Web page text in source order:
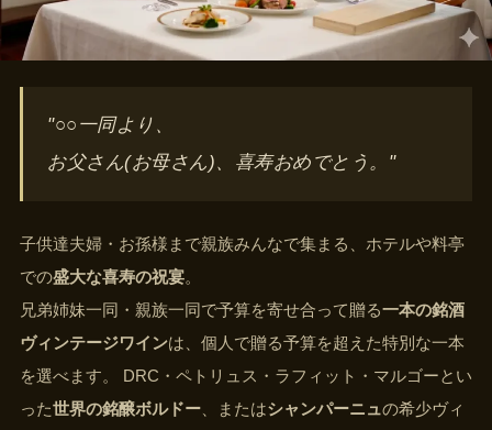
"○○一同より、
お父さん(お母さん)、喜寿おめでとう。"
子供達夫婦・お孫様まで親族みんなで集まる、ホテルや料亭
での盛大な喜寿の祝宴。
兄弟姉妹一同・親族一同で予算を寄せ合って贈る一本の銘酒
ヴィンテージワインは、個人で贈る予算を超えた特別な一本
を選べます。 DRC・ペトリュス・ラフィット・マルゴーとい
った世界の銘醸ボルドー 、またはシャンパーニュの希少ヴィ